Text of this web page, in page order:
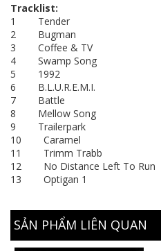
Tracklist:
1 Tender
2 Bugman
3 Coffee & TV
4 Swamp Song
5 1992
6 B.L.U.R.E.M.I.
7 Battle
8 Mellow Song
9 Trailerpark
10 Caramel
11 Trimm Trabb
12 No Distance Left To Run
13 Optigan 1
SẢN PHẨM LIÊN QUAN